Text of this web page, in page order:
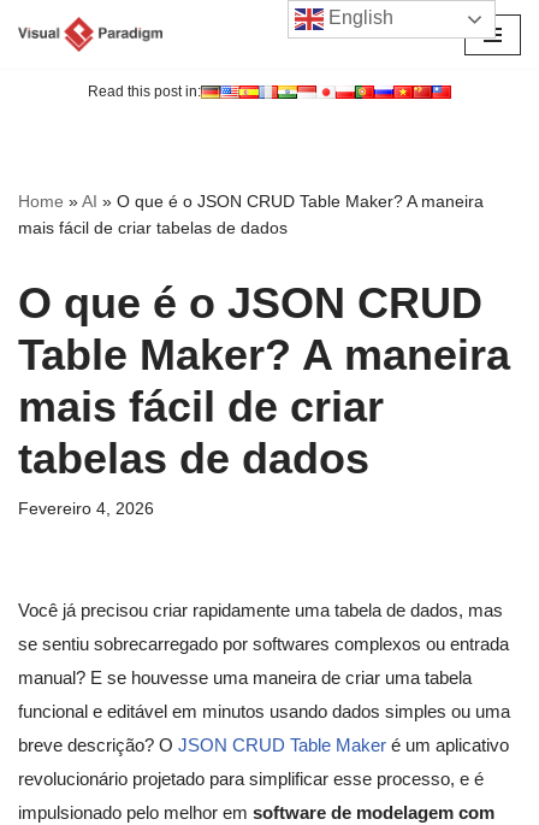
Read this post in:
Home »AI » O que é o JSON CRUD Table Maker? A maneira
mais fácil de criar tabelas de dados
O que é o JSON CRUD
Table Maker? A maneira
mais fácil de criar
tabelas de dados
Fevereiro 4, 2026
Você já precisou criar rapidamente uma tabela de dados, mas
se sentiu sobrecarregado por softwares complexos ou entrada
manual? E se houvesse uma maneira de criar uma tabela
funcional e editável em minutos usando dados simples ou uma
breve descrição? O JSON CRUD Table Maker é um aplicativo
revolucionário projetado para simplificar esse processo, e é
impulsionado pelo melhor em software de modelagem com
English